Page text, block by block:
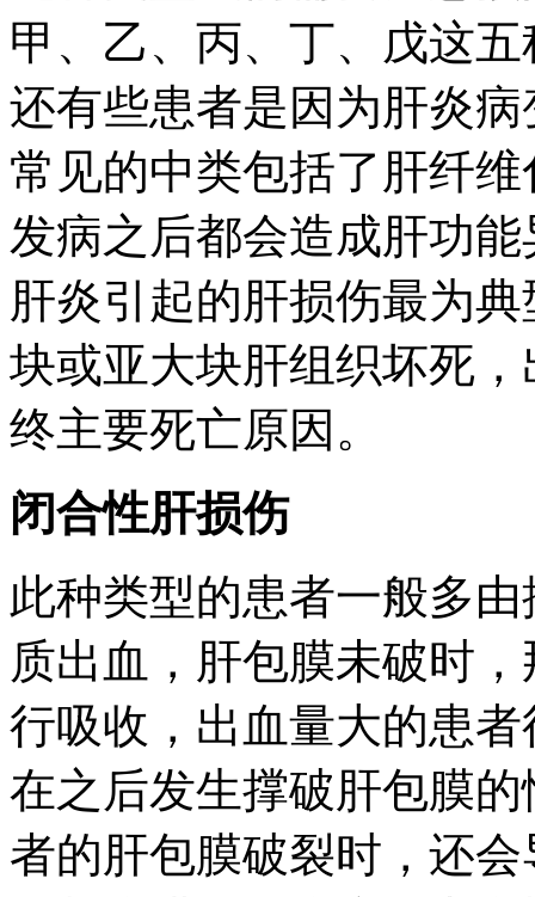
甲、乙、丙、丁、戊这五
还有些患者是因为肝炎
常见的中类包括了肝纤
发病之后都会造成肝功
肝炎引起的肝损伤最为
块或亚大块肝组织坏死
终主要死亡原因。
闭合性肝损伤
此种类型的患者一般多
质出血，肝包膜未破时
行吸收，出血量大的患
在之后发生撑破肝包膜
者的肝包膜破裂时，还